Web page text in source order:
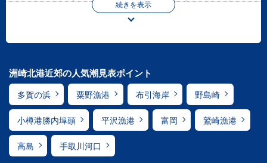
続きを表示
洲崎北港近郊の人気潮見表ポイント
多賀の浜 粟野漁港 布引海岸 野島崎
小樽港勝内埠頭 平沢漁港 富岡 鷲崎漁港
高島 手取川河口